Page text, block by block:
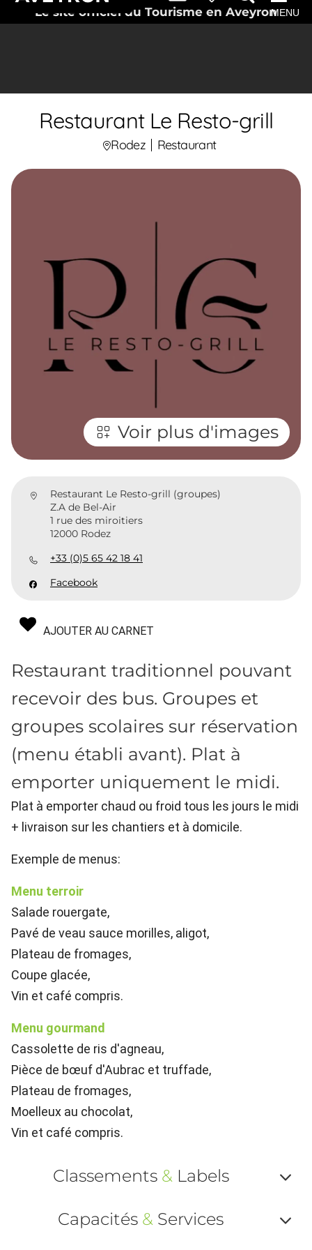
Le site officiel du Tourisme en AveyronMENU
Restaurant Le Resto-grill
Rodez Restaurant
Voir plus d'images
Restaurant Le Resto-grill (groupes)
Z.A de Bel-Air
1 rue des miroitiers
12000 Rodez
+33 (0)5 65 42 18 41
Facebook
AJOUTER AU CARNET
Restaurant traditionnel pouvant
recevoir des bus. Groupes et
groupes scolaires sur réservation
(menu établi avant). Plat à
emporter uniquement le midi.
Plat à emporter chaud ou froid tous les jours le midi
+ livraison sur les chantiers et à domicile.
Exemple de menus:
Menu terroir
Salade rouergate,
Pavé de veau sauce morilles, aligot,
Plateau de fromages,
Coupe glacée,
Vin et café compris.
Menu gourmand
Cassolette de ris d'agneau,
Pièce de bœuf d'Aubrac et truffade,
Plateau de fromages,
Moelleux au chocolat,
Vin et café compris.
Classements &Labels
ou
Capacités & Services